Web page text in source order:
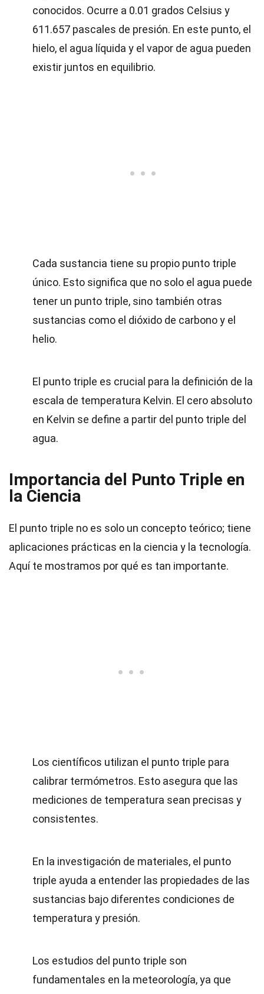
conocidos. Ocurre a 0.01 grados Celsius y
611.657 pascales de presión. En este punto, el
hielo, el agua líquida y el vapor de agua pueden
existir juntos en equilibrio.
Cada sustancia tiene su propio punto triple
único. Esto significa que no solo el agua puede
tener un punto triple, sino también otras
sustancias como el dióxido de carbono y el
helio.
El punto triple es crucial para la definición de la
escala de temperatura Kelvin. El cero absoluto
en Kelvin se define a partir del punto triple del
agua.
Importancia del Punto Triple en
la Ciencia
El punto triple no es solo un concepto teórico; tiene
aplicaciones prácticas en la ciencia y la tecnología.
Aquí te mostramos por qué es tan importante.
Los científicos utilizan el punto triple para
calibrar termómetros. Esto asegura que las
mediciones de temperatura sean precisas y
consistentes.
En la investigación de materiales, el punto
triple ayuda a entender las propiedades de las
sustancias bajo diferentes condiciones de
temperatura y presión.
Los estudios del punto triple son
fundamentales en la meteorología, ya que